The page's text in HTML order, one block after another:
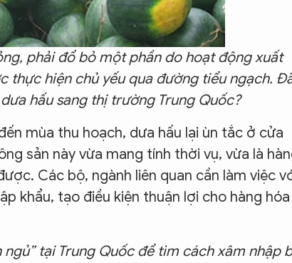
phải đổ bỏ một phần do hoạt động xuất
thực hiện chủ yếu qua đường tiểu ngạch.
hấu sang thị trường Trung Quốc?
mùa thu hoạch, dưa hấu lại ùn tắc ở cửa
sản này vừa mang tính thời vụ, vừa là
Các bộ, ngành liên quan cần làm việc
khẩu, tạo điều kiện thuận lợi cho hàng hóa
tại Trung Quốc để tìm cách xâm nhập